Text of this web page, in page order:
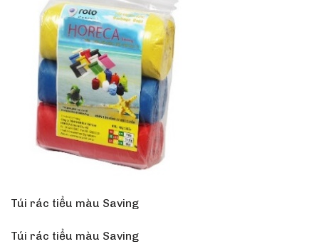
Túi rác tiểu màu Saving
Túi rác tiểu màu Saving